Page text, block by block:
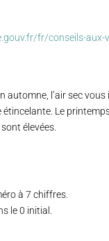
fr/conseils-aux-
l’air sec
Le
élevées.
à 7 chiffres.
le 0 initial.